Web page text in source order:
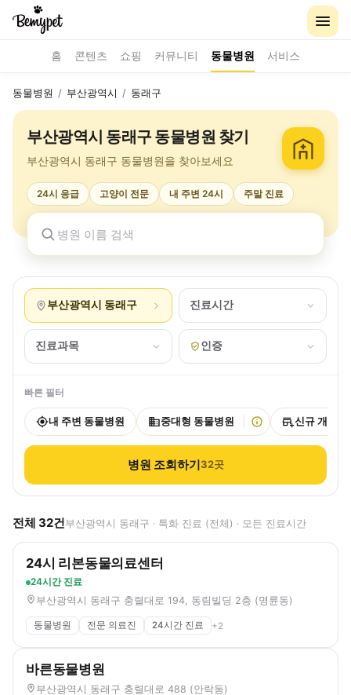
홈 콘텐츠 쇼핑 커뮤니티 동물병원 서비스
동물병원 / 부산광역시 / 동래구
부산광역시 동래구 동물병원 찾기
부산광역시 동래구 동물병원을 찾아보세요
24시 응급 고양이 전문 내 주변 24시 주말 진료
부산광역시 동래구 진료시간
진료과목 인증
빠른 필터
내 주변 동물병원 중대형 동물병원 신규 개원
병원 조회하기32곳
전체 32건부산광역시 동래구 · 특화 진료 (전체) · 모든 진료시간
24시 리본동물의료센터
24시간 진료
부산광역시 동래구 충렬대로 194, 동림빌딩 2층 (명륜동)
동물병원 전문 의료진 24시간 진료 +2
바른동물병원
부산광역시 동래구 충렬대로 488 (안락동)